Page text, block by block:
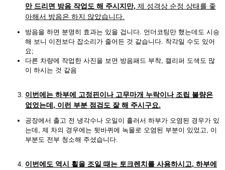
만 드리면 방음 작업도 해 주시지만, 제 성격상 순정 상태를 좋
아해서 방음은 하지 않았습니다.
방음을 하면 분명히 효과는 있을 겁니다. 언더코팅만 했는데도 시승
해 보니 이전보다 잡소리가 줄어든 것 같습니다. 착각일 수도 있어
요;
다른 차량에 작업한 사진을 보면 방음패드 부착, 캘리퍼 도색도 많
이 하시는 것 같음
이번에는 하부에 고정핀이나 고무마개 누락이나 조립 불량은
없었는데, 이런 부분 점검도 잘 해 주시구요.
공장에서 출고 전 냉각수나 오일이 흘러서 하부가 오염된 경우가 있
는데, 제 차의 경우에는 뒷바퀴에 녹물로 오염된 부분이 있었고, 이
부분도 전부 청소해 주셨습니다.
이번에도 역시 휠을 조일 때는 토크렌치를 사용하시고, 하부에